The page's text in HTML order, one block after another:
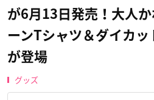
が6月13日発売！大人
ーンTシャツ＆ダイカ
が登場
グッズ